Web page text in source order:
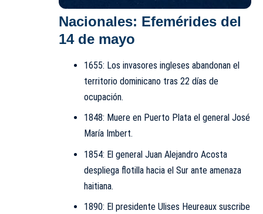
Nacionales: Efemérides del
14 de mayo
1655: Los invasores ingleses abandonan el
territorio dominicano tras 22 días de
ocupación.
1848: Muere en Puerto Plata el general José
María Imbert.
1854: El general Juan Alejandro Acosta
despliega flotilla hacia el Sur ante amenaza
haitiana.
1890: El presidente Ulises Heureaux suscribe